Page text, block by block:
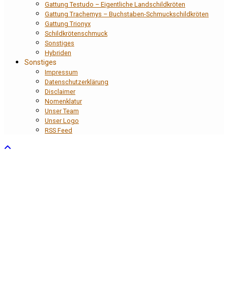
Gattung Testudo – Eigentliche Landschildkröten
Gattung Trachemys – Buchstaben-Schmuckschildkröten
Gattung Trionyx
Schildkrötenschmuck
Sonstiges
Hybriden
Sonstiges
Impressum
Datenschutzerklärung
Disclaimer
Nomenklatur
Unser Team
Unser Logo
RSS Feed